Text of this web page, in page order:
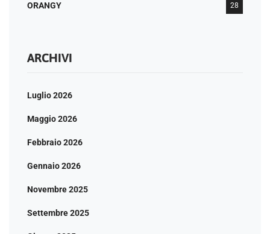
ORANGY 28
ARCHIVI
Luglio 2026
Maggio 2026
Febbraio 2026
Gennaio 2026
Novembre 2025
Settembre 2025